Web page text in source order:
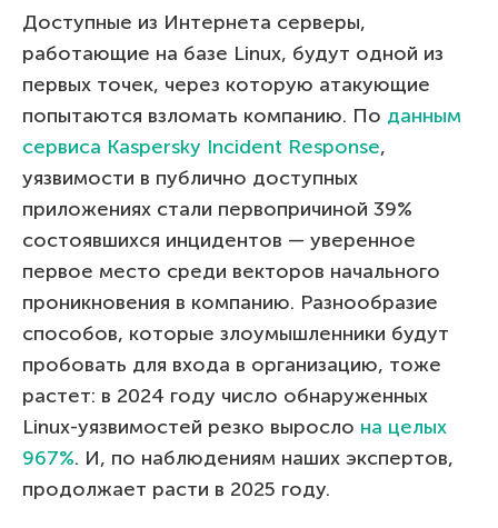
Доступные из Интернета серверы,
работающие на базе Linux, будут одной из
первых точек, через которую атакующие
попытаются взломать компанию. По данным
сервиса Kaspersky Incident Response,
уязвимости в публично доступных
приложениях стали первопричиной 39%
состоявшихся инцидентов — уверенное
первое место среди векторов начального
проникновения в компанию. Разнообразие
способов, которые злоумышленники будут
пробовать для входа в организацию, тоже
растет: в 2024 году число обнаруженных
Linux-уязвимостей резко выросло на целых
967%. И, по наблюдениям наших экспертов,
продолжает расти в 2025 году.